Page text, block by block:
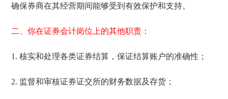
确保券商在其经营期间能够受到有效保护和支持。
二、你在证券会计岗位上的其他职责：
1. 核实和处理各类证券结算，保证结算账户的准确性；
2. 监督和审核证券证交所的财务数据及存货；